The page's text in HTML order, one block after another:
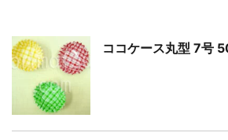
ココケース丸型 7号